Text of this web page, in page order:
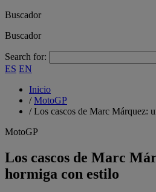
Buscador
Buscador
Search for:
ES EN
Inicio
/MotoGP
/Los cascos de Marc Márquez:
MotoGP
Los cascos de Marc
hormiga con estilo